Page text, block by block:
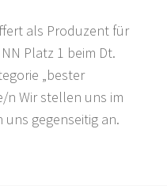
als Produzent für
Platz 1 beim Dt.
„bester
Wir stellen uns im
uns gegenseitig an.